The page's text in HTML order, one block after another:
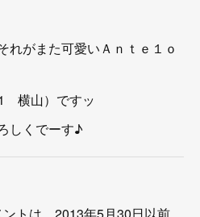
れがまた可愛いＡｎｔｅ１ｏ
横山）ですッ
しくでーす♪
トは、2013年5月30日以前